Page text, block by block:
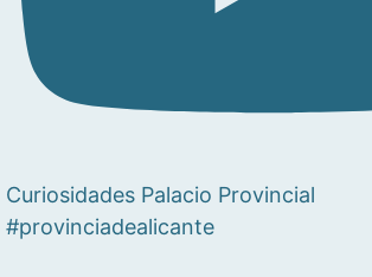
Curiosidades Palacio Provincial
#provinciadealicante